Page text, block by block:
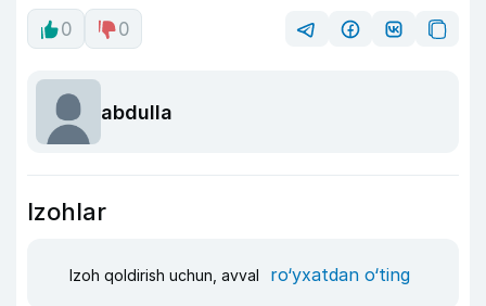
0 0
abdulla
Izohlar
Izoh qoldirish uchun, avval ro‘yxatdan o‘ting